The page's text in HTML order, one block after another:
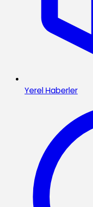
Yerel Haberler